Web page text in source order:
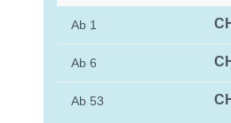
Mit dem Aufruf des Videos
Ab 1
Ab 6
Ab 53